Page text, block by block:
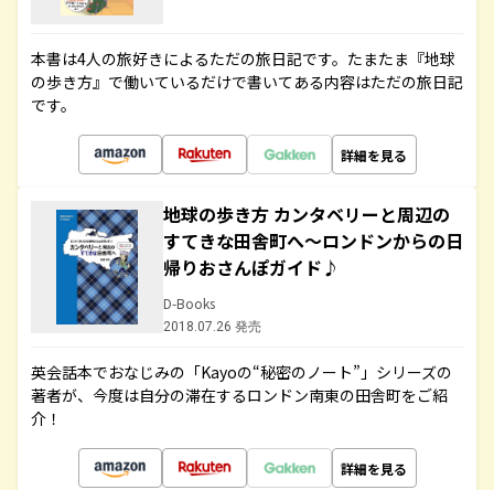
本書は4人の旅好きによるただの旅日記です。たまたま『地球
の歩き方』で働いているだけで書いてある内容はただの旅日記
です。
詳細を見る
地球の歩き方 カンタベリーと周辺の
すてきな田舎町へ～ロンドンからの日
帰りおさんぽガイド♪
D-Books
2018.07.26 発売
英会話本でおなじみの「Kayoの“秘密のノート”」シリーズの
著者が、今度は自分の滞在するロンドン南東の田舎町をご紹
介！
詳細を見る